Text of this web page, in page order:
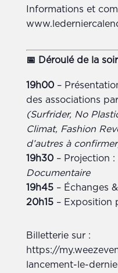
Informations et
📅 Déroulé de la
19h00–
des associations
(Surfrider, No
Climat, Fashion
d’autres à
19h30– Projection :
Documentaire
19h45– Échanges
20h15– Exposition
Billetterie sur :
https://
lancement-le-